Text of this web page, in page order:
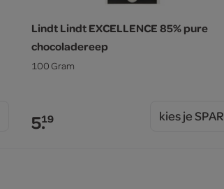
Lindt Lindt EXCELLENCE 85% pure
chocoladereep
100 Gram
5.19 kies je SPAR